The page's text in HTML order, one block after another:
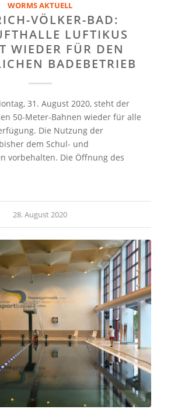
WORMS AKTUELL
VÖLKER-BAD:
LUFTIKUS
WIEDER FÜR DEN
BADEBETRIEB
31. August 2020, steht der
50-Meter-Bahnen wieder für alle
Die Nutzung der
dem Schul- und
vorbehalten. Die Öffnung des
28. August 2020